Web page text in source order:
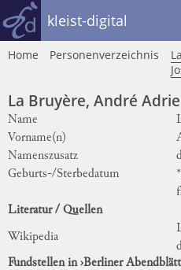
kleist-digital
Home Personenverzeichnis
La Bruyère, André
Name
Vorname(n)
Namenszusatz
Geburts-/Sterbedatum
Literatur / Quellen
Wikipedia
Fundstellen in ›Berliner